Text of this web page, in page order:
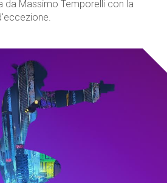
Massimo Temporelli con la